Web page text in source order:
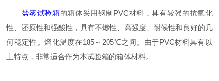
盐雾试验箱的箱体采用钢制PVC材料，具有较强的抗氧化
性、还原性和强酸性，具有不燃性、高强度、耐候性和良好的几
何稳定性。熔化温度在185～205℃之间。由于PVC材料具有以
上特点，非常适合作为本试验箱的箱体材料。